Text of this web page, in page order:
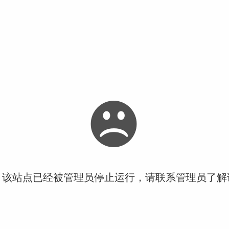
站点已经被管理员停止运行，请联系管理员了